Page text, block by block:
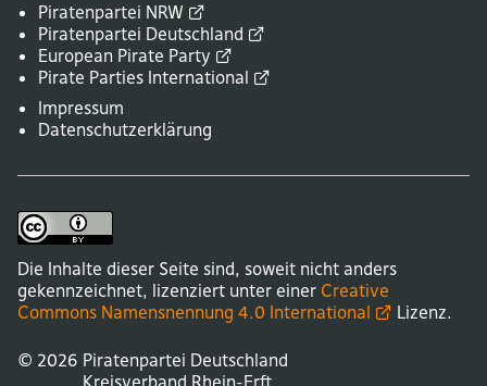
Piratenpartei NRW
Piratenpartei Deutschland
European Pirate Party
Pirate Parties International
Impressum
Datenschutzerklärung
Die Inhalte dieser Seite sind, soweit nicht anders
gekennzeichnet, lizenziert unter einer Creative
Commons Namensnennung 4.0 International Lizenz.
© 2026 Piratenpartei Deutschland